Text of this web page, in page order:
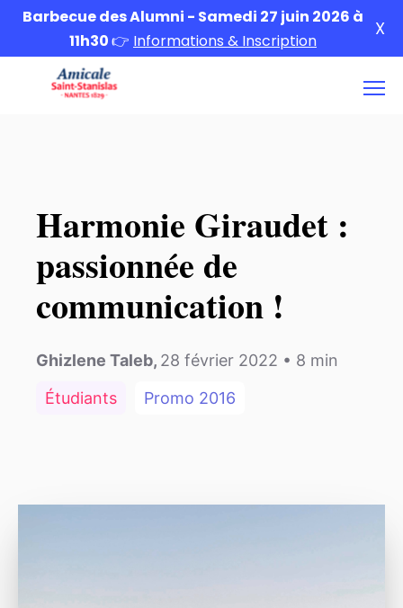
Barbecue des Alumni - Samedi 27 juin 2026 à
11h30👉 Informations & Inscription
X
Harmonie Giraudet :
passionnée de
communication !
Ghizlene Taleb, 28 février 2022 • 8 min
Étudiants
Promo 2016